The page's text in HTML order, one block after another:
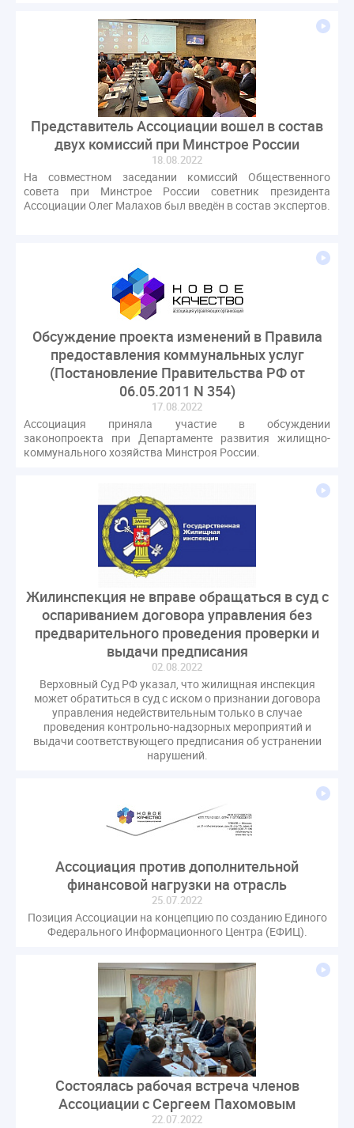
Представитель Ассоциации вошел в состав
двух комиссий при Минстрое России
18.08.2022
На совместном заседании комиссий Общественного
совета при Минстрое России советник президента
Ассоциации Олег Малахов был введён в состав экспертов.
Обсуждение проекта изменений в Правила
предоставления коммунальных услуг
(Постановление Правительства РФ от
06.05.2011 N 354)
17.08.2022
Ассоциация приняла участие в обсуждении
законопроекта при Департаменте развития жилищно-
коммунального хозяйства Минстроя России.
Жилинспекция не вправе обращаться в суд с
оспариванием договора управления без
предварительного проведения проверки и
выдачи предписания
02.08.2022
Верховный Суд РФ указал, что жилищная инспекция
может обратиться в суд с иском о признании договора
управления недействительным только в случае
проведения контрольно-надзорных мероприятий и
выдачи соответствующего предписания об устранении
нарушений.
Ассоциация против дополнительной
финансовой нагрузки на отрасль
25.07.2022
Позиция Ассоциации на концепцию по созданию Единого
Федерального Информационного Центра (ЕФИЦ).
Состоялась рабочая встреча членов
Ассоциации с Сергеем Пахомовым
22.07.2022